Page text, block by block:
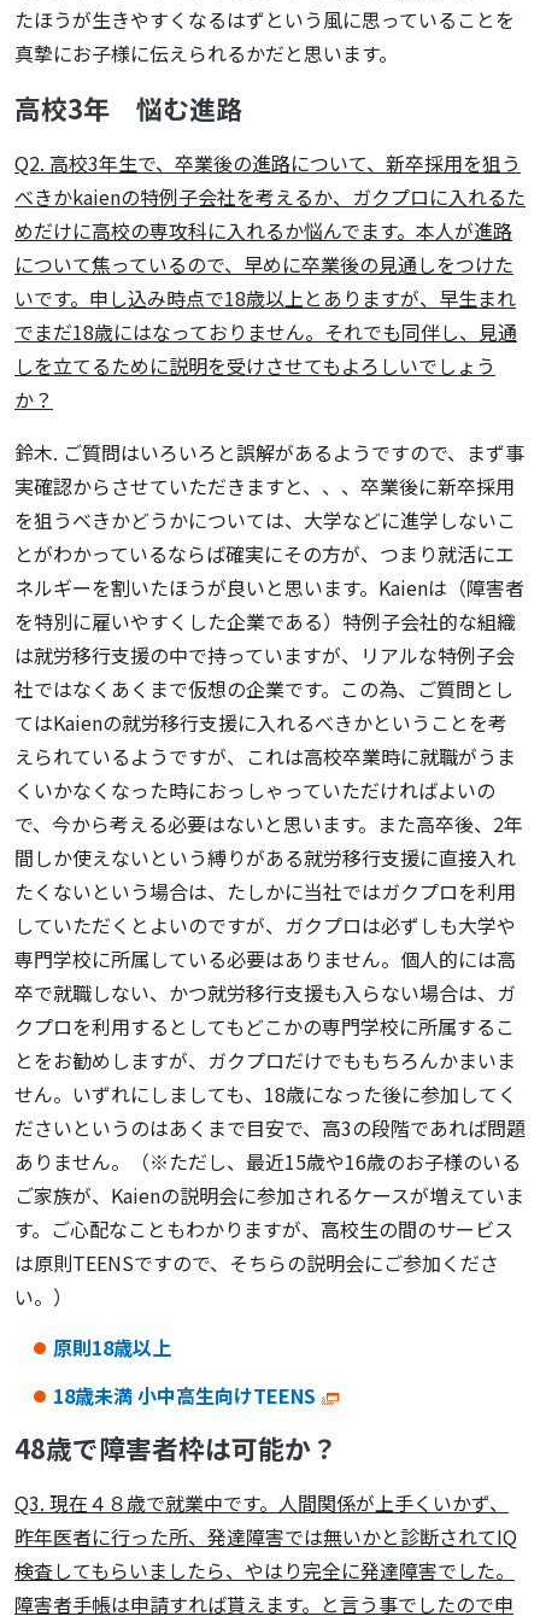
たほうが生きやすくなるはずという風に思っていることを
真摯にお子様に伝えられるかだと思います。
高校3年 悩む進路
Q2. 高校3年生で、卒業後の進路について、新卒採用を狙う
べきかkaienの特例子会社を考えるか、ガクプロに入れるた
めだけに高校の専攻科に入れるか悩んでます。本人が進路
について焦っているので、早めに卒業後の見通しをつけた
いです。申し込み時点で18歳以上とありますが、早生まれ
でまだ18歳にはなっておりません。それでも同伴し、見通
しを立てるために説明を受けさせてもよろしいでしょう
か？
鈴木. ご質問はいろいろと誤解があるようですので、まず事
実確認からさせていただきますと、、、卒業後に新卒採用
を狙うべきかどうかについては、大学などに進学しないこ
とがわかっているならば確実にその方が、つまり就活にエ
ネルギーを割いたほうが良いと思います。Kaienは（障害者
を特別に雇いやすくした企業である）特例子会社的な組織
は就労移行支援の中で持っていますが、リアルな特例子会
社ではなくあくまで仮想の企業です。この為、ご質問とし
てはKaienの就労移行支援に入れるべきかということを考
えられているようですが、これは高校卒業時に就職がうま
くいかなくなった時におっしゃっていただければよいの
で、今から考える必要はないと思います。また高卒後、2年
間しか使えないという縛りがある就労移行支援に直接入れ
たくないという場合は、たしかに当社ではガクプロを利用
していただくとよいのですが、ガクプロは必ずしも大学や
専門学校に所属している必要はありません。個人的には高
卒で就職しない、かつ就労移行支援も入らない場合は、ガ
クプロを利用するとしてもどこかの専門学校に所属するこ
とをお勧めしますが、ガクプロだけでももちろんかまいま
せん。いずれにしましても、18歳になった後に参加してく
ださいというのはあくまで目安で、高3の段階であれば問題
ありません。（※ただし、最近15歳や16歳のお子様のいる
ご家族が、Kaienの説明会に参加されるケースが増えていま
す。ご心配なこともわかりますが、高校生の間のサービス
は原則TEENSですので、そちらの説明会にご参加くださ
い。）
原則18歳以上
18歳未満 小中高生向けTEENS
48歳で障害者枠は可能か？
Q3. 現在４８歳で就業中です。人間関係が上手くいかず、
昨年医者に行った所、発達障害では無いかと診断されてIQ
検査してもらいましたら、やはり完全に発達障害でした。
障害者手帳は申請すれば貰えます。と言う事でしたので申